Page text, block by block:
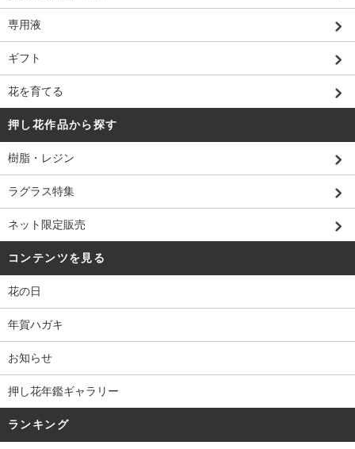
専用液
ギフト
花を育てる
押し花作品から探す
樹脂・レジン
ラグラス特集
ネット限定販売
コンテンツを見る
花の日
年賀ハガキ
お知らせ
押し花年鑑ギャラリー
ランキング